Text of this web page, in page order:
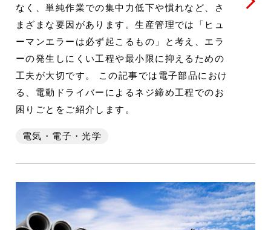
なく、単純作業での集中力低下や慣れなど、さ
まざまな要因があります。生産管理では「ヒュ
ーマンエラーは必ず起こるもの」と考え、エラ
ーの発生しにくい工程や最小限に抑えるための
工夫が大切です。 この記事では電子部品におけ
る、電動ドライバーによるネジ締め工程でのお
困りごとをご紹介します。
電気・電子・光学